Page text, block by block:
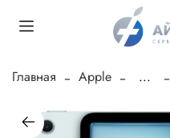
Главная Apple ...